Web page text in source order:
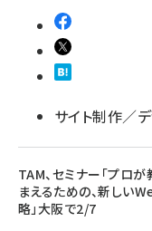
サイト制作／
TAM、セミナー「プロ
まえるための、新しい
略」大阪で2/7